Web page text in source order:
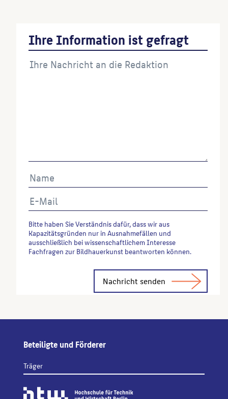
Ihre Information ist gefragt
Bitte haben Sie Verständnis dafür, dass wir aus
Kapazitätsgründen nur in Ausnahmefällen und
ausschließlich bei wissenschaftlichem Interesse
Fachfragen zur Bildhauerkunst beantworten können.
Beteiligte und Förderer
Träger